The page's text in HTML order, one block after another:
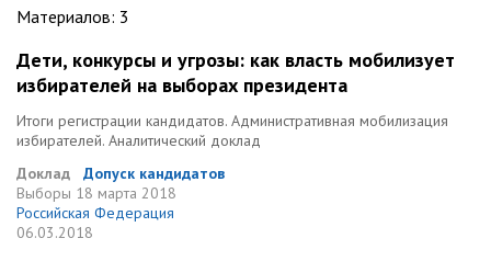
Материалов: 3
Дети, конкурсы и угрозы: как власть мобилизует
избирателей на выборах президента
Итоги регистрации кандидатов. Административная мобилизация
избирателей. Аналитический доклад
Доклад
Допуск кандидатов
Выборы 18 марта 2018
Российская Федерация
06.03.2018